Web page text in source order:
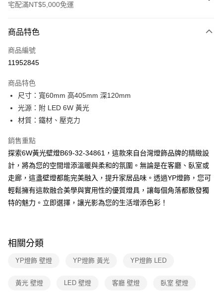
宅配滿NT$5,000免運
信用卡一次付款
LINE Pay
街口支付
悠遊付
全盈+PAY
AFTEE先享後付
相關說明
【關於「AFTEE先享後付」】
AFTEE先享後付是「在收到商品之後才付款」的支付方式。 讓您購物簡單
便利好安心！
１．於結帳方式選擇「AFTEE先享後付」後，將跳轉至「AFTEE先享後付」
２．訂單成立數日內，您將收到繳費通知簡訊。
３．收到繳費通知簡訊後14天內，點擊此簡訊中的連結，可透過四大超商／
新竹貨運宅配
商品特色
商品編號
11952845
商品特色
尺寸：寬60mm 高405mm 深120mm
光源：附 LED 6W 黃光
材質：鐵材、壓克力
銷售重點
探索6W黃光壁燈B69-32-34861，這款來自台灣燈飾品牌的精緻設
計，將為您的空間增添溫暖與柔和的氛圍。無論是在客廳、臥室或
走廊，這盞壁燈都能完美融入，提升家居品味。透過YP燈飾，您可
輕鬆擁有這款融合美學與實用性的優質燈具，讓每個角落都散發獨
特的魅力。立即選擇，讓光影為您的生活增添色彩！
相關分類
YP燈飾 壁燈 YP燈飾 黃光 YP燈飾 LED
黃光 壁燈 LED 壁燈 客廳 壁燈 臥室 壁燈